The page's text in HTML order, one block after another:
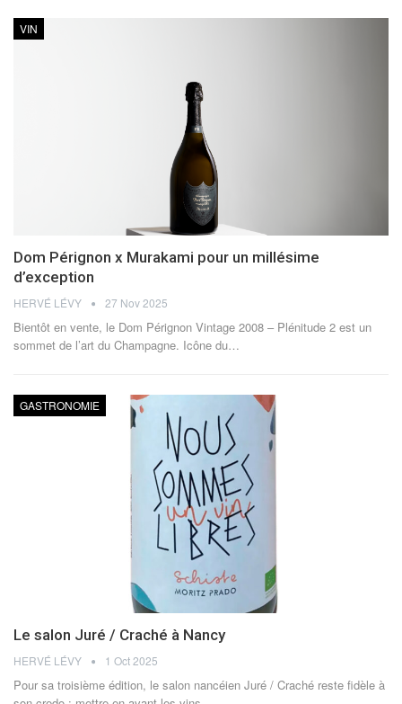
VIN
Dom Pérignon x Murakami pour un millésime
d’exception
HERVÉ LÉVY 27 Nov 2025
Bientôt en vente, le Dom Pérignon Vintage 2008 – Plénitude 2 est un
sommet de l’art du Champagne. Icône du…
GASTRONOMIE
Le salon Juré / Craché à Nancy
HERVÉ LÉVY 1 Oct 2025
Pour sa troisième édition, le salon nancéien Juré / Craché reste fidèle à